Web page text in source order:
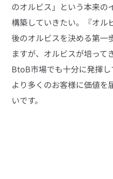
のオルビス」という本来の
構築していきたい。『オル
後のオルビスを決める第一
ますが、オルビスが培って
BtoB市場でも十分に発揮し
より多くのお客様に価値を
いです。